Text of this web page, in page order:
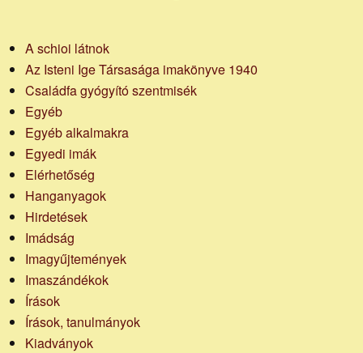
A schioi látnok
Az Isteni Ige Társasága imakönyve 1940
Családfa gyógyító szentmisék
Egyéb
Egyéb alkalmakra
Egyedi imák
Elérhetőség
Hanganyagok
Hirdetések
Imádság
Imagyűjtemények
Imaszándékok
Írások
Írások, tanulmányok
Kiadványok